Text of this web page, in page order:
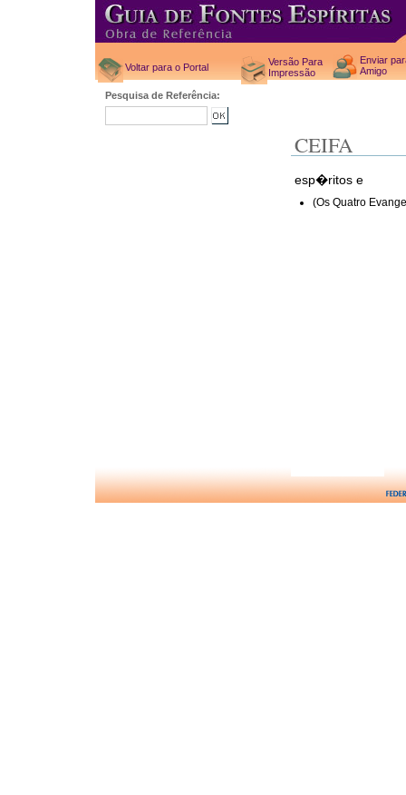
Voltar para o Portal
Versão Para
Impressão
Enviar
Amigo
Pesquisa de Referência:
CEIFA
esp�ritos e
(Os Quatro